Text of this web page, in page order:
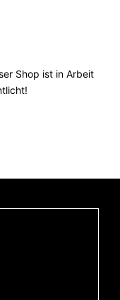
Shop ist in Arbeit